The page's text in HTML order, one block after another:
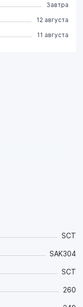
SCT
SAK304
SCT
260
Завтра
12 августа
11 августа